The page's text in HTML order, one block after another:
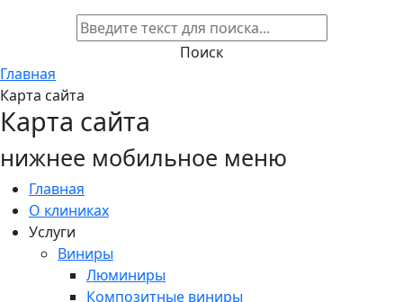
Поиск
Главная
Карта сайта
Карта сайта
нижнее мобильное меню
Главная
О клиниках
Услуги
Виниры
Люминиры
Композитные виниры